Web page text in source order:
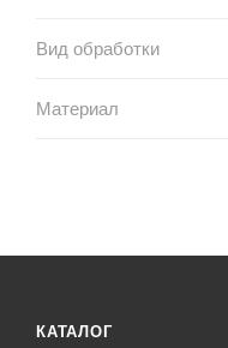
Вид обработки
Материал
КАТАЛОГ